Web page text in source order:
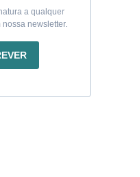
a qualquer
newsletter.